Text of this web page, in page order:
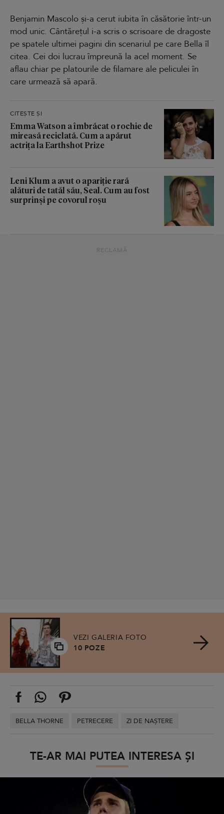
Benjamin Mascolo și-a cerut iubita în căsătorie într-un
mod unic. Cântărețul i-a scris o scrisoare de dragoste
pe spatele ultimei pagini din scenariul pe care Bella îl
citea. Cei doi lucrau împreună la acel moment. Se
aflau chiar pe platourile de filamare ale peliculei în
care urmează să apară.
CITEȘTE ȘI
Emma Watson a îmbrăcat o rochie de
mireasă reciclată. Cum a apărut
actrița la Earthshot Prize
Leni Klum a avut o apariție rară
alături de tatăl său, Seal. Cum au fost
surprinși pe covorul roșu
RECLAMĂ
VEZI GALERIA FOTO
10 POZE
BELLA THORNE PETRECERE ZI DE NAȘTERE
TE-AR MAI PUTEA INTERESA ȘI